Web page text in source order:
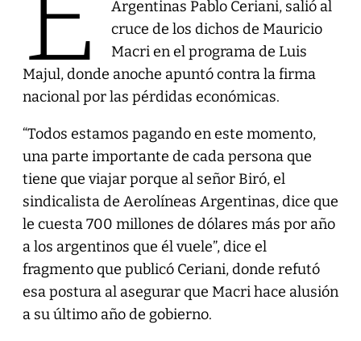
Argentinas Pablo Ceriani, salió al
cruce de los dichos de Mauricio
Macri en el programa de Luis
Majul, donde anoche apuntó contra la firma
nacional por las pérdidas económicas.
“Todos estamos pagando en este momento,
una parte importante de cada persona que
tiene que viajar porque al señor Biró, el
sindicalista de Aerolíneas Argentinas, dice que
le cuesta 700 millones de dólares más por año
a los argentinos que él vuele”, dice el
fragmento que publicó Ceriani, donde refutó
esa postura al asegurar que Macri hace alusión
a su último año de gobierno.